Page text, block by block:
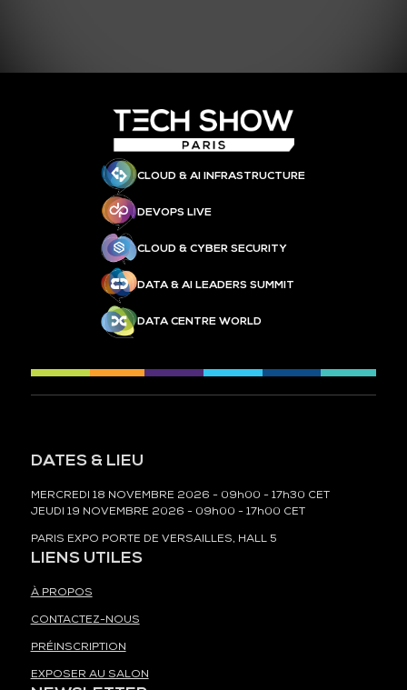
CLOUD & AI INFRASTRUCTURE
DEVOPS LIVE
CLOUD & CYBER SECURITY
DATA & AI LEADERS SUMMIT
DATA CENTRE WORLD
DATES & LIEU
MERCREDI 18 NOVEMBRE 2026 - 09h00 - 17h30 CET
JEUDI 19 NOVEMBRE 2026 - 09h00 - 17h00 CET
PARIS EXPO PORTE DE VERSAILLES, HALL 5
LIENS UTILES
À PROPOS
CONTACTEZ-NOUS
PRÉINSCRIPTION
EXPOSER AU SALON